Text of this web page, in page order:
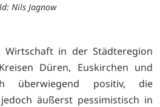
Nils Jagnow
Wirtschaft in der Städteregion
Düren, Euskirchen und
überwiegend positiv, die
äußerst pessimistisch in